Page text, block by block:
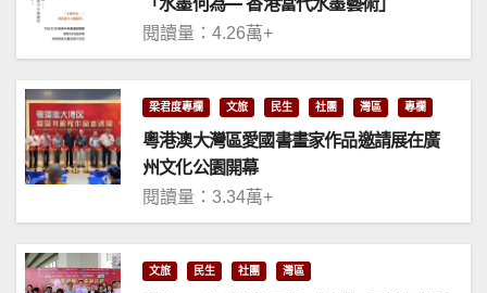
閱讀量：4.26萬+
梁君度專欄 文旅 民生 社團 灣區 專欄
粵港澳大灣區愛國書畫家作品邀請展在廣
州文化公園開幕
閱讀量：3.34萬+
文旅 民生 社團 灣區